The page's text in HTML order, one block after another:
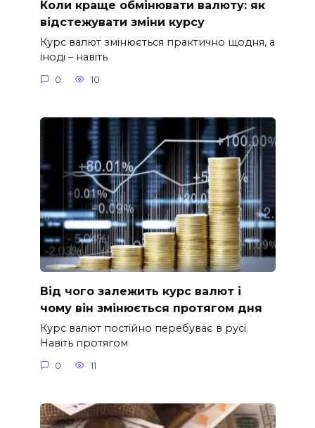
Коли краще обмінювати валюту: як
відстежувати зміни курсу
Курс валют змінюється практично щодня, а
іноді – навіть
0 10
Від чого залежить курс валют і
чому він змінюється протягом дня
Курс валют постійно перебуває в русі.
Навіть протягом
0 11